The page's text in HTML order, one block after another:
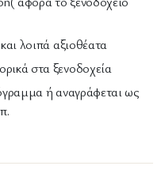
λοιπά αξιοθέατα
στα ξενοδοχεία
ή αναγράφεται ως